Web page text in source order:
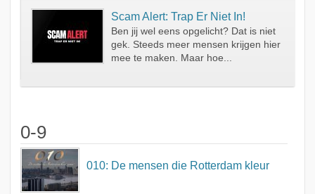
Scam Alert: Trap Er Niet In!
Ben jij wel eens opgelicht? Dat is niet
gek. Steeds meer mensen krijgen hier
mee te maken. Maar hoe...
0-9
010: De mensen die Rotterdam kleur